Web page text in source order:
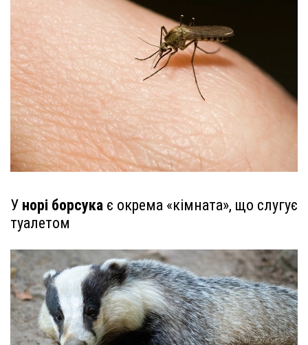
У норі борсука є окрема «кімната», що слугує
туалетом